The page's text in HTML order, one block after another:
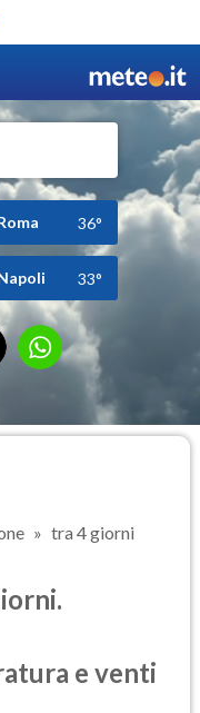
36°
33°
tra 4 giorni
e venti